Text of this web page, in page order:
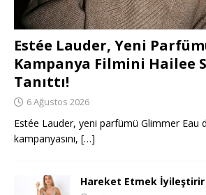
Estée Lauder, Yeni
Kampanya Filmini Hailee
Tanıttı!
6 Ağustos 2026
Estée Lauder, yeni parfümü Glimmer Eau
kampanyasını, […]
Hareket Etmek İyileştirir